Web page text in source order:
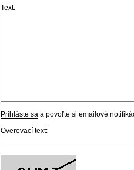
Text:
Prihláste sa a povoľte si emailové
Overovací text: